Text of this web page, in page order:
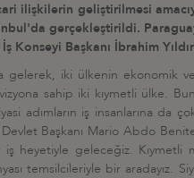
ilişkilerin geliştirilmesi
gerçekleştirildi.
Konseyi Başkanı İbrahim
gelerek, iki ülkenin ekonomik
sahip iki kıymetli ülke.
adımların iş insanlarına da
Başkanı Mario Abdo
heyetiyle geleceğiz.
temsilcileriyle bir aradayız.